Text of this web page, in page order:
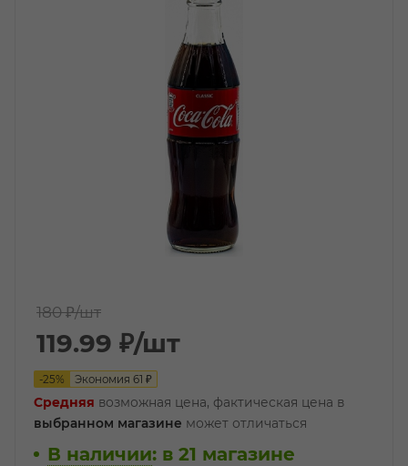
180 ₽/шт
119.99 ₽/шт
-25% Экономия 61 ₽
Средняя возможная цена, фактическая цена в
выбранном магазине может отличаться
В наличии: в 21 магазине